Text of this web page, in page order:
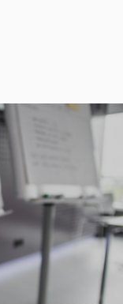
au 7 mars 2028
2026 au 30
et
au cœur
!
nous
par mail à